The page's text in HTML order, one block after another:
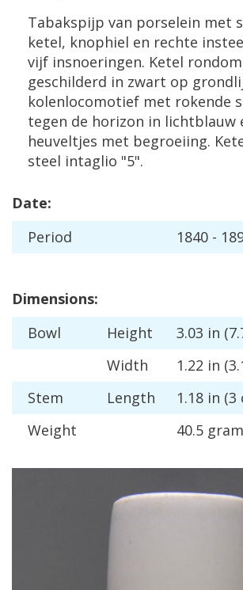
Tabakspijp van porselein met
ketel, knophiel en rechte
vijf insnoeringen. Ketel rondom
geschilderd in zwart op
kolenlocomotief met rokende
tegen de horizon in lichtblauw
heuveltjes met begroeiing.
steel intaglio "5".
Date:
Period
1840 -
Dimensions:
Bowl
Height 3.03 in (7.
Width
1.22 in (3.
Stem
Length 1.18 in (3
Weight
40.5 gram